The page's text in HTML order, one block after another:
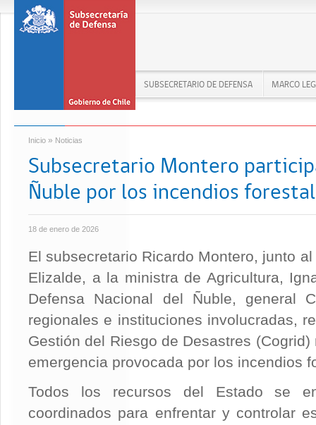
SUBSECRETARIO DE DEFENSA MARCO
Inicio » Noticias
Subsecretario Montero
Ñuble por los incendios
18 de enero de 2026
El subsecretario Ricardo Montero, junto
Elizalde, a la ministra de Agricultura,
Defensa Nacional del Ñuble, general
regionales e instituciones involucradas,
Gestión del Riesgo de Desastres
emergencia provocada por los incendios
Todos los recursos del Estado se
coordinados para enfrentar y controlar